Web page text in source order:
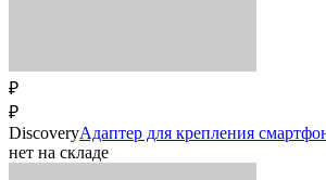
₽
₽
DiscoveryАдаптер для крепления
нет на складе